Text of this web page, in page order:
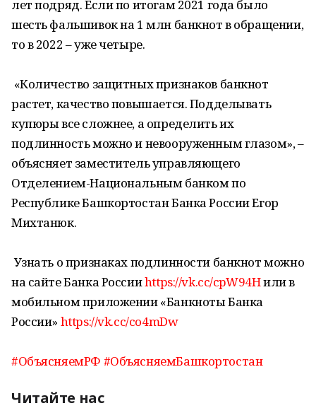
лет подряд. Если по итогам 2021 года было
шесть фальшивок на 1 млн банкнот в обращении,
то в 2022 – уже четыре.
«Количество защитных признаков банкнот
растет, качество повышается. Подделывать
купюры все сложнее, а определить их
подлинность можно и невооруженным глазом», –
объясняет заместитель управляющего
Отделением-Национальным банком по
Республике Башкортостан Банка России Егор
Михтанюк.
Узнать о признаках подлинности банкнот можно
на сайте Банка Россииhttps://vk.cc/cpW94Hили в
мобильном приложении «Банкноты Банка
России» https://vk.cc/co4mDw
#ОбъясняемРФ #ОбъясняемБашкортостан
Читайте нас